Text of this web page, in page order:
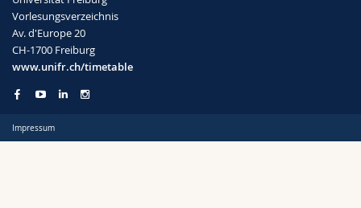
Math.-Nat. und Med. Fak.
Interfakultär
Mitarbeitende
Doktorierende
Webmail
Vorlesungsverzeichnis
MyUnifr
Semester
Vorlesungsverzeichnis
Av. d'Europe 20
CH-1700 Freiburg
www.unifr.ch/timetable
Impressum